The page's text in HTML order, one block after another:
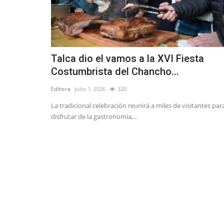
Talca dio el vamos a la XVI Fiesta
Costumbrista del Chancho...
Editora Julio 1, 2026 320
La tradicional celebración reunirá a miles de visitantes
disfrutar de la gastronomía,...